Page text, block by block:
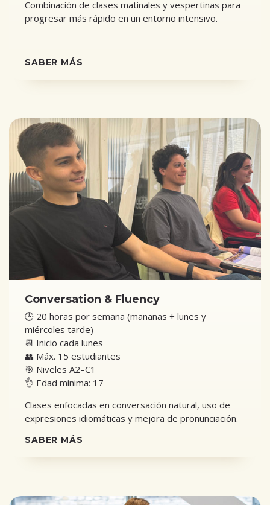
Combinación de clases matinales y vespertinas para
progresar más rápido en un entorno intensivo.
SABER MÁS
Conversation & Fluency
🕒 20 horas por semana (mañanas + lunes y
miércoles tarde)
📆 Inicio cada lunes
👥 Máx. 15 estudiantes
🎯 Niveles A2–C1
👌 Edad mínima: 17
Clases enfocadas en conversación natural, uso de
expresiones idiomáticas y mejora de pronunciación.
SABER MÁS